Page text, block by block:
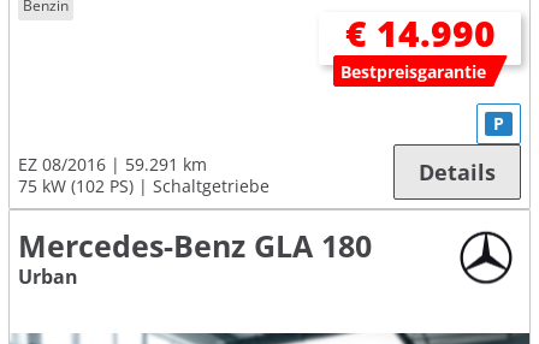
Benzin
€ 14.990
Bestpreisgarantie
EZ 08/2016
59.291 km
75 kW (102 PS)
Schaltgetriebe
P
Details
Mercedes-Benz GLA 180
Urban